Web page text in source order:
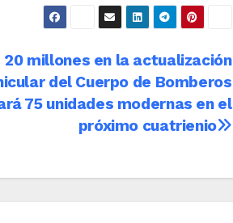
20 millones en la actualización
del Cuerpo de Bomberos
75 unidades modernas en el
próximo cuatrienio